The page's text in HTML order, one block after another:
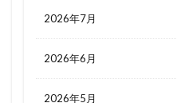
2026年7月
2026年6月
2026年5月